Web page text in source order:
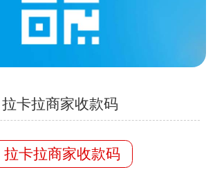
拉卡拉商家收款码
拉卡拉商家收款码